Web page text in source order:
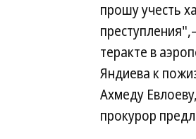
прошу учесть
теракте в
Яндиева к
Ахмеду
прокурор